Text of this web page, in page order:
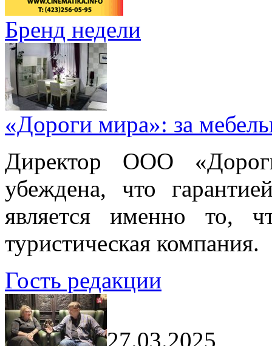
Бренд недели
«Дороги мира»: за
Директор ООО
убеждена, что
является именно то,
туристическая компания.
Гость редакции
27.03.2025